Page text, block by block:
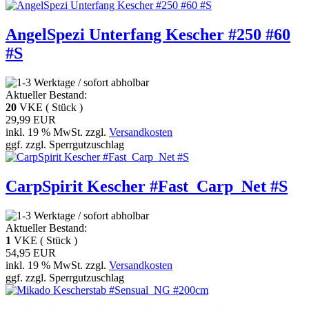
AngelSpezi Unterfang Kescher #250 #60
#S
Aktueller Bestand:
20 VKE ( Stück )
29,99 EUR
inkl. 19 % MwSt. zzgl. Versandkosten
ggf. zzgl. Sperrgutzuschlag
CarpSpirit Kescher #Fast_Carp_Net #S
Aktueller Bestand:
1 VKE ( Stück )
54,95 EUR
inkl. 19 % MwSt. zzgl. Versandkosten
ggf. zzgl. Sperrgutzuschlag